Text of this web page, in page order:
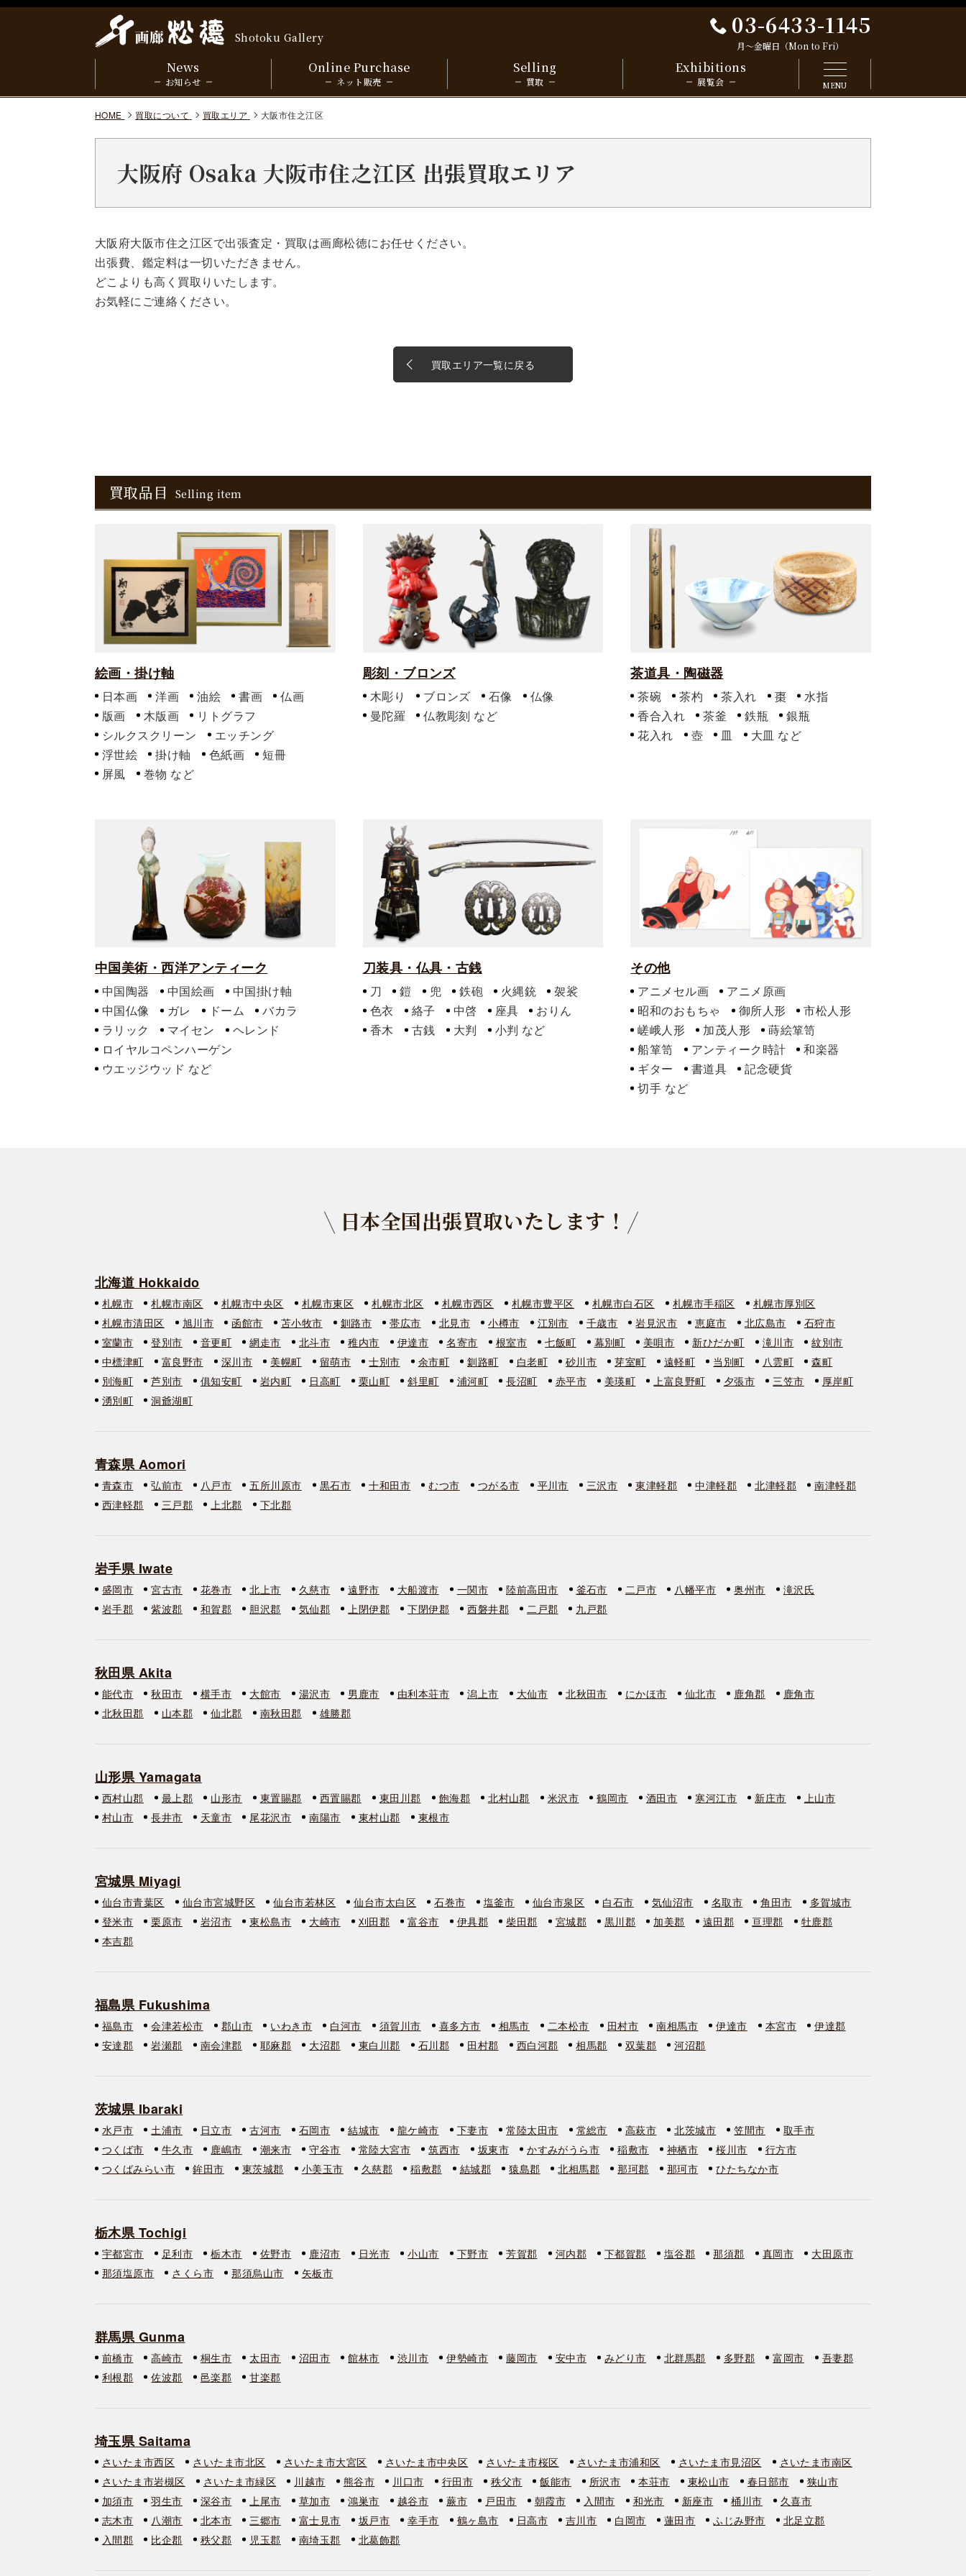
Shotoku Gallery 03-6433-1145
月～金曜日（Mon to Fri）
MENU
News
お知らせ
Online Purchase
ネット販売
Selling
買取
Exhibitions
展覧会
HOME 買取について 買取エリア 大阪市住之江区
大阪府 Osaka 大阪市住之江区 出張買取エリア
大阪府大阪市住之江区で出張査定・買取は画廊松徳にお任せください。
出張費、鑑定料は一切いただきません。
どこよりも高く買取りいたします。
お気軽にご連絡ください。
買取エリア一覧に戻る
買取品目 Selling item
絵画・掛け軸
日本画 洋画 油絵 書画
仏画
版画
木版画
リトグラフ
シルクスクリーン
エッチング
浮世絵
掛け軸 色紙画
短冊
屏風
巻物
彫刻・ブロンズ
木彫り ブロンズ 石像
仏像
曼陀羅
仏教彫刻
茶道具・陶磁器
茶碗 茶杓 茶入れ 棗
水指
香合入れ
茶釜 鉄瓶
銀瓶
花入れ
壺 皿 大皿
中国美術・西洋アンティーク
中国陶器 中国絵画
中国掛け軸
中国仏像
ガレ ドーム
バカラ
ラリック
マイセン
ヘレンド
ロイヤルコペンハーゲン
ウエッジウッド
刀装具・仏具・古銭
刀 鎧 兜 鉄砲 火縄銃
袈裟
色衣
絡子 中啓 座具
おりん
香木
古銭 大判 小判
その他
アニメセル画
アニメ原画
昭和のおもちゃ
御所人形
市松人形
嵯峨人形
加茂人形
蒔絵箪笥
船箪笥
アンティーク時計
和楽器
ギター
書道具
記念硬貨
切手
日本全国出張買取いたします！
北海道 Hokkaido
札幌市 札幌市南区 札幌市中央区 札幌市東区 札幌市北区 札幌市西区 札幌市豊平区 札幌市白石区 札幌市手稲区
札幌市厚別区
札幌市清田区
旭川市 函館市 苫小牧市 釧路市 帯広市 北見市 小樽市 江別市 千歳市 岩見沢市 恵庭市 北広島市
石狩市
室蘭市
登別市 音更町 網走市 北斗市 稚内市 伊達市 名寄市 根室市 七飯町 幕別町 美唄市 新ひだか町 滝川市
紋別市
中標津町
富良野市 深川市 美幌町 留萌市 士別市 余市町 釧路町 白老町 砂川市 芽室町 遠軽町 当別町 八雲町
森町
別海町
芦別市 俱知安町 岩内町 日高町 栗山町 斜里町 浦河町 長沼町 赤平市 美瑛町 上富良野町 夕張市 三笠市
厚岸町
湧別町
洞爺湖町
青森県 Aomori
青森市 弘前市 八戸市 五所川原市 黒石市 十和田市 むつ市 つがる市 平川市 三沢市 東津軽郡 中津軽郡 北津軽郡
南津軽郡
西津軽郡
三戸郡 上北郡 下北郡
岩手県 Iwate
盛岡市 宮古市 花巻市 北上市 久慈市 遠野市 大船渡市 一関市 陸前高田市 釜石市 二戸市 八幡平市 奥州市
滝沢氏
岩手郡
紫波郡 和賀郡 胆沢郡 気仙郡 上閉伊郡 下閉伊郡 西磐井郡 二戸郡 九戸郡
秋田県 Akita
能代市 秋田市 横手市 大館市 湯沢市 男鹿市 由利本荘市 潟上市 大仙市 北秋田市 にかほ市 仙北市 鹿角郡
鹿角市
北秋田郡
山本郡 仙北郡 南秋田郡 雄勝郡
山形県 Yamagata
西村山郡 最上郡 山形市 東置賜郡 西置賜郡 東田川郡 飽海郡 北村山郡 米沢市 鶴岡市 酒田市 寒河江市 新庄市
上山市
村山市
長井市 天童市 尾花沢市 南陽市 東村山郡 東根市
宮城県 Miyagi
仙台市青葉区 仙台市宮城野区 仙台市若林区 仙台市太白区 石巻市 塩釜市 仙台市泉区 白石市 気仙沼市 名取市 角田市
多賀城市
登米市
栗原市 岩沼市 東松島市 大崎市 刈田郡 富谷市 伊具郡 柴田郡 宮城郡 黒川郡 加美郡 遠田郡 亘理郡
牡鹿郡
本吉郡
福島県 Fukushima
福島市 会津若松市 郡山市 いわき市 白河市 須賀川市 喜多方市 相馬市 二本松市 田村市 南相馬市 伊達市 本宮市
伊達郡
安達郡
岩瀬郡 南会津郡 耶麻郡 大沼郡 東白川郡 石川郡 田村郡 西白河郡 相馬郡 双葉郡 河沼郡
茨城県 Ibaraki
水戸市 土浦市 日立市 古河市 石岡市 結城市 龍ケ崎市 下妻市 常陸太田市 常総市 高萩市 北茨城市 笠間市
取手市
つくば市
牛久市 鹿嶋市 潮来市 守谷市 常陸大宮市 筑西市 坂東市 かすみがうら市 稲敷市 神栖市 桜川市
行方市
つくばみらい市
鉾田市 東茨城郡 小美玉市 久慈郡 稲敷郡 結城郡 猿島郡 北相馬郡 那珂郡 那珂市 ひたちなか市
栃木県 Tochigi
宇都宮市 足利市 栃木市 佐野市 鹿沼市 日光市 小山市 下野市 芳賀郡 河内郡 下都賀郡 塩谷郡 那須郡 真岡市
大田原市
那須塩原市
さくら市 那須烏山市 矢板市
群馬県 Gunma
前橋市 高崎市 桐生市 太田市 沼田市 館林市 渋川市 伊勢崎市 藤岡市 安中市 みどり市 北群馬郡 多野郡 富岡市
吾妻郡
利根郡
佐波郡 邑楽郡 甘楽郡
埼玉県 Saitama
さいたま市西区 さいたま市北区 さいたま市大宮区 さいたま市中央区 さいたま市桜区 さいたま市浦和区 さいたま市見沼区
さいたま市南区
さいたま市岩槻区
さいたま市緑区 川越市 熊谷市 川口市 行田市 秩父市 飯能市 所沢市 本荘市 東松山市 春日部市
狭山市
加須市
羽生市 深谷市 上尾市 草加市 鴻巣市 越谷市 蕨市 戸田市 朝霞市 入間市 和光市 新座市 桶川市
久喜市
志木市
八潮市 北本市 三郷市 富士見市 坂戸市 幸手市 鶴ヶ島市 日高市 吉川市 白岡市 蓮田市 ふじみ野市
北足立郡
入間郡
比企郡 秩父郡 児玉郡 南埼玉郡 北葛飾郡